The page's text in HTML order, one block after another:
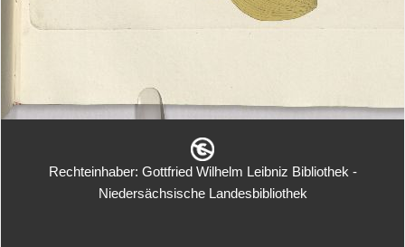
Rechteinhaber: Gottfried Wilhelm Leibniz Bibliothek -
Niedersächsische Landesbibliothek